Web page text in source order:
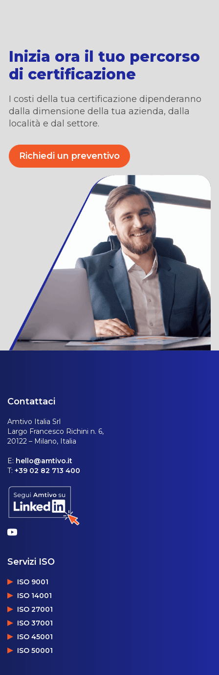
Inizia ora il tuo percorso
di certificazione
I costi della tua certificazione dipenderanno
dalla dimensione della tua azienda, dalla
località e dal settore.
Richiedi un preventivo
Contattaci
Amtivo Italia Srl
Largo Francesco Richini n. 6,
20122 – Milano, Italia
E: hello@amtivo.it
T: +39 02 82 713 400
Servizi ISO
ISO 9001
ISO 14001
ISO 27001
ISO 37001
ISO 45001
ISO 50001